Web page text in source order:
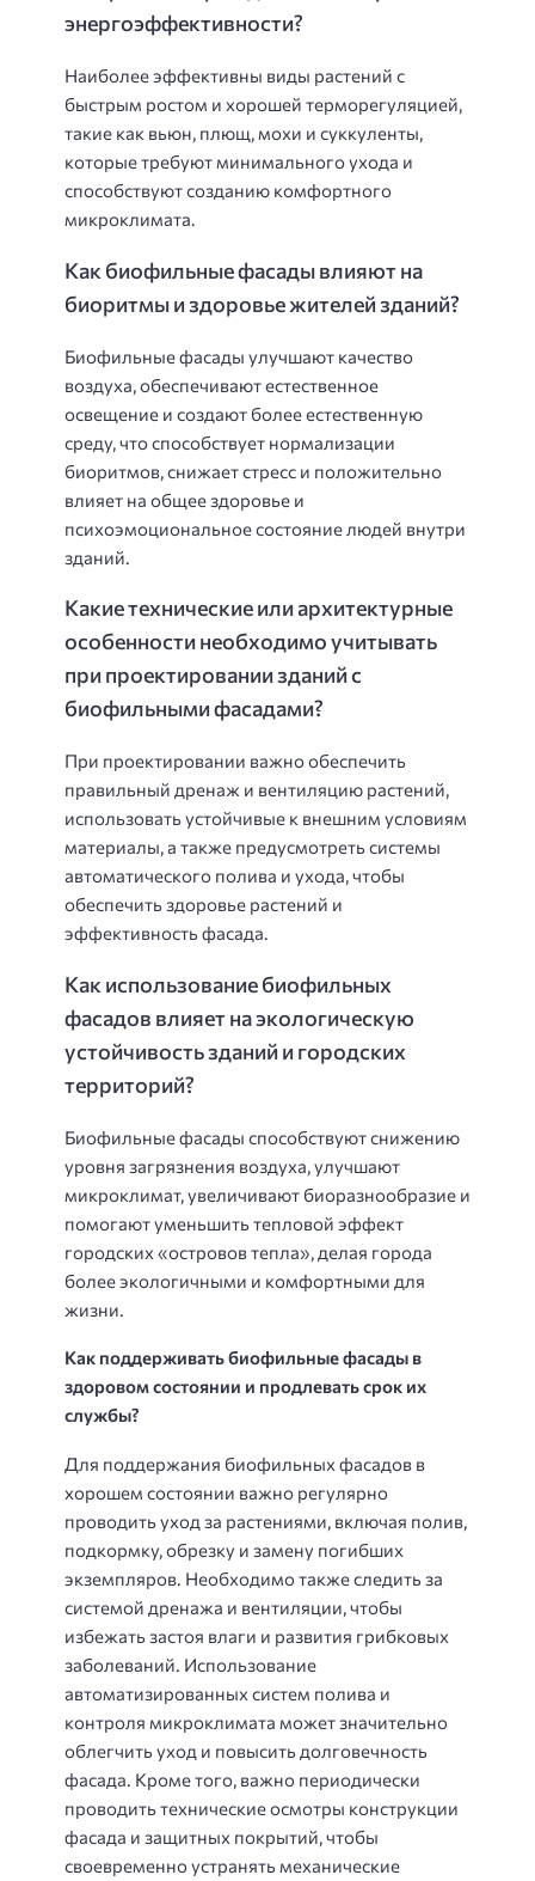
энергоэффективности?
Наиболее эффективны виды растений с
быстрым ростом и хорошей терморегуляцией,
такие как вьюн, плющ, мохи и суккуленты,
которые требуют минимального ухода и
способствуют созданию комфортного
микроклимата.
Как биофильные фасады влияют на
биоритмы и здоровье жителей зданий?
Биофильные фасады улучшают качество
воздуха, обеспечивают естественное
освещение и создают более естественную
среду, что способствует нормализации
биоритмов, снижает стресс и положительно
влияет на общее здоровье и
психоэмоциональное состояние людей внутри
зданий.
Какие технические или архитектурные
особенности необходимо учитывать
при проектировании зданий с
биофильными фасадами?
При проектировании важно обеспечить
правильный дренаж и вентиляцию растений,
использовать устойчивые к внешним условиям
материалы, а также предусмотреть системы
автоматического полива и ухода, чтобы
обеспечить здоровье растений и
эффективность фасада.
Как использование биофильных
фасадов влияет на экологическую
устойчивость зданий и городских
территорий?
Биофильные фасады способствуют снижению
уровня загрязнения воздуха, улучшают
микроклимат, увеличивают биоразнообразие и
помогают уменьшить тепловой эффект
городских «островов тепла», делая города
более экологичными и комфортными для
жизни.
Как поддерживать биофильные фасады в
здоровом состоянии и продлевать срок их
службы?
Для поддержания биофильных фасадов в
хорошем состоянии важно регулярно
проводить уход за растениями, включая полив,
подкормку, обрезку и замену погибших
экземпляров. Необходимо также следить за
системой дренажа и вентиляции, чтобы
избежать застоя влаги и развития грибковых
заболеваний. Использование
автоматизированных систем полива и
контроля микроклимата может значительно
облегчить уход и повысить долговечность
фасада. Кроме того, важно периодически
проводить технические осмотры конструкции
фасада и защитных покрытий, чтобы
своевременно устранять механические